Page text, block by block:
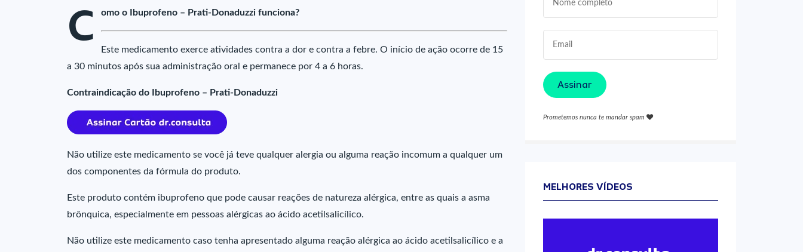
C omo o Ibuprofeno – Prati-Donaduzzi funciona?
Este medicamento exerce atividades contra a dor e contra a febre. O início de ação ocorre de 15
a 30 minutos após sua administração oral e permanece por 4 a 6 horas.
Contraindicação do Ibuprofeno – Prati-Donaduzzi
Não utilize este medicamento se você já teve qualquer alergia ou alguma reação incomum a qualquer um
dos componentes da fórmula do produto.
Este produto contém ibuprofeno que pode causar reações de natureza alérgica, entre as quais a asma
brônquica, especialmente em pessoas alérgicas ao ácido acetilsalicílico.
Não utilize este medicamento caso tenha apresentado alguma reação alérgica ao ácido acetilsalicílico e a
Assinar
Prometemos nunca te mandar spam
MELHORES VÍDEOS